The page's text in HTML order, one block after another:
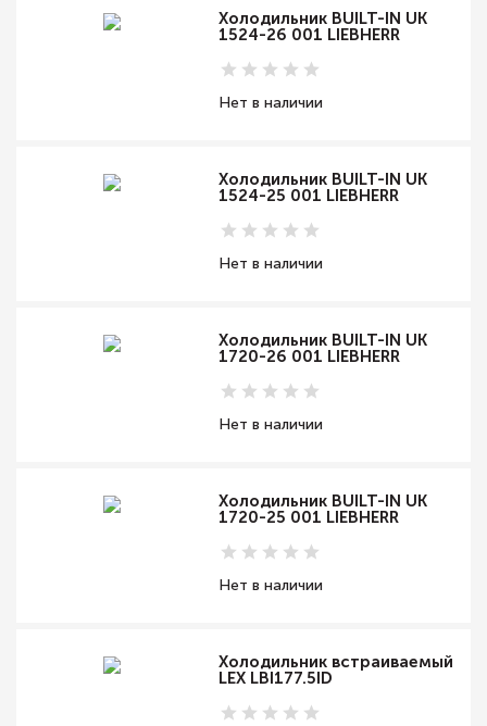
Холодильник BUILT-IN UK
1524-26 001 LIEBHERR
Нет в наличии
Холодильник BUILT-IN UK
1524-25 001 LIEBHERR
Нет в наличии
Холодильник BUILT-IN UK
1720-26 001 LIEBHERR
Нет в наличии
Холодильник BUILT-IN UK
1720-25 001 LIEBHERR
Нет в наличии
Холодильник встраиваемый
LEX LBI177.5ID